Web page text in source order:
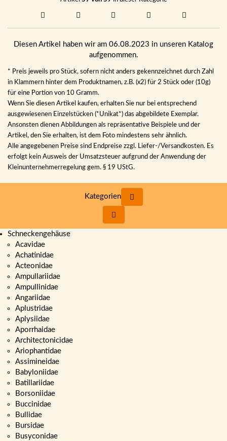
Diesen Artikel haben wir am 06.08.2023 in unseren Katalog
aufgenommen.
* Preis jeweils pro Stück, sofern nicht anders gekennzeichnet durch Zahl
in Klammern hinter dem Produktnamen, z.B. (x2) für 2 Stück oder (10g)
für eine Portion von 10 Gramm.
Wenn Sie diesen Artikel kaufen, erhalten Sie nur bei entsprechend
ausgewiesenen Einzelstücken (*Unikat*) das abgebildete Exemplar.
Ansonsten dienen Abbildungen als repräsentative Beispiele und der
Artikel, den Sie erhalten, ist dem Foto mindestens sehr ähnlich.
Alle angegebenen Preise sind Endpreise zzgl. Liefer-/Versandkosten. Es
erfolgt kein Ausweis der Umsatzsteuer aufgrund der Anwendung der
Kleinunternehmerregelung gem. § 19 UStG.
Kategorien
Schneckengehäuse
Acavidae
Achatinidae
Acteonidae
Ampullariidae
Ampullinidae
Angariidae
Aplustridae
Aplysiidae
Aporrhaidae
Architectonicidae
Ariophantidae
Assimineidae
Babyloniidae
Batillariidae
Borsoniidae
Buccinidae
Bullidae
Bursidae
Busyconidae